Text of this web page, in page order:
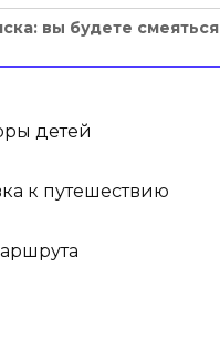
вы будете смеяться
детей
к путешествию